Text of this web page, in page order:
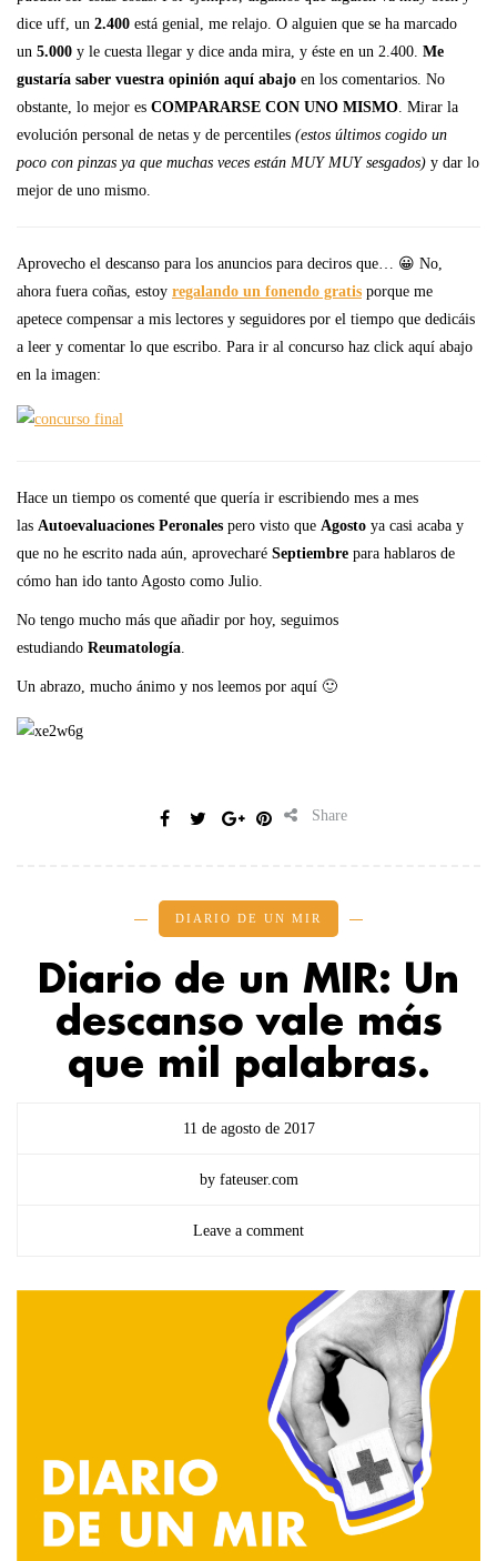
dice uff, un 2.400 está genial, me relajo. O alguien que se ha marcado
un 5.000 y le cuesta llegar y dice anda mira, y éste en un 2.400. Me
gustaría saber vuestra opinión aquí abajo en los comentarios. No
obstante, lo mejor es COMPARARSE CON UNO MISMO. Mirar la
evolución personal de netas y de percentiles (estos últimos cogido un
poco con pinzas ya que muchas veces están MUY MUY sesgados) y dar lo
mejor de uno mismo.
Aprovecho el descanso para los anuncios para deciros que… 😀 No,
ahora fuera coñas, estoy regalando un fonendo gratis porque me
apetece compensar a mis lectores y seguidores por el tiempo que dedicáis
a leer y comentar lo que escribo. Para ir al concurso haz click aquí abajo
en la imagen:
Hace un tiempo os comenté que quería ir escribiendo mes a mes
las Autoevaluaciones Peronales pero visto que Agosto ya casi acaba y
que no he escrito nada aún, aprovecharé Septiembre para hablaros de
cómo han ido tanto Agosto como Julio.
No tengo mucho más que añadir por hoy, seguimos
estudiando Reumatología.
Un abrazo, mucho ánimo y nos leemos por aquí 🙂
Share
DIARIO DE UN MIR
Diario de un MIR: Un
descanso vale más
que mil palabras.
11 de agosto de 2017
by fateuser.com
Leave a comment